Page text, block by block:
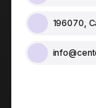
196070,